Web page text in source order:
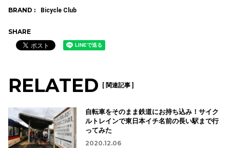
BRAND : Bicycle Club
SHARE
RELATED [ 関連記事 ]
自転車をそのまま鉄道にお持ち込み！サイク
ルトレインで東日本イチ名前の長い駅まで行
ってみた
2020.12.06